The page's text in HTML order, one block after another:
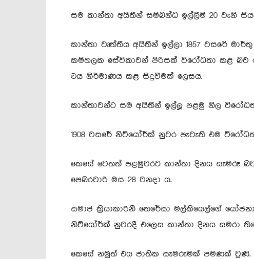
සම කාන්තා අයිතීන් සම්බන්ධ ඉල්ලීම් 20 වැනි
කාන්තා වෘත්තීය අයිතීන් ඉල්ලා 1857 වසරේ
කම්හලක සේවිකාවන් පිරිසක් විරෝධතා කළ බව
එය නිර්මාණය කළ සිදුවීමක් ලෙසය.
කාන්තාවන්ට සම අයිතීන් ඉල්ලූ පළමු නිල
1908 වසරේ නිව්යෝර්ක් නුවර පැවැති එම
කෙසේ වෙතත් පළමුවරට කාන්තා දිනය සැමරූ
පෙබරවාරි මස 28 වනදා ය.
සමාජ ක්‍රියාකාරිනී තෙරේසා මල්කියෙල්ගේ
නිව්යෝර්ක් නුවරදී එලෙස කාන්තා දිනය සමරා
කෙසේ නමුත් එය ජාතික සැමරුමක් පමණක් වුණි.